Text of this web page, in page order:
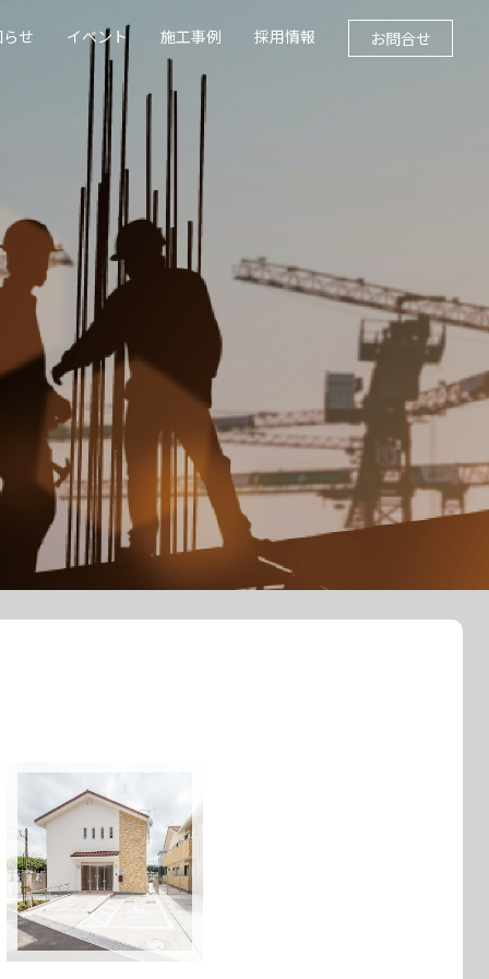
せ イベント 施工事例 採用情報 お問合せ